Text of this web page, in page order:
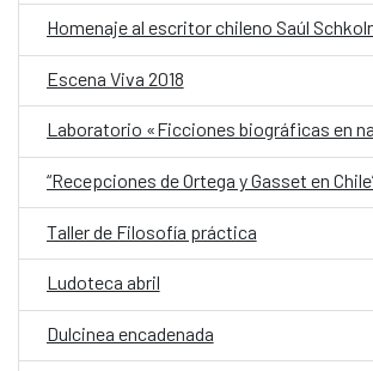
Homenaje al escritor chileno Saúl
Escena Viva 2018
“Recepciones de Ortega y Gasset en
Taller de Filosofía práctica
Ludoteca abril
Dulcinea encadenada